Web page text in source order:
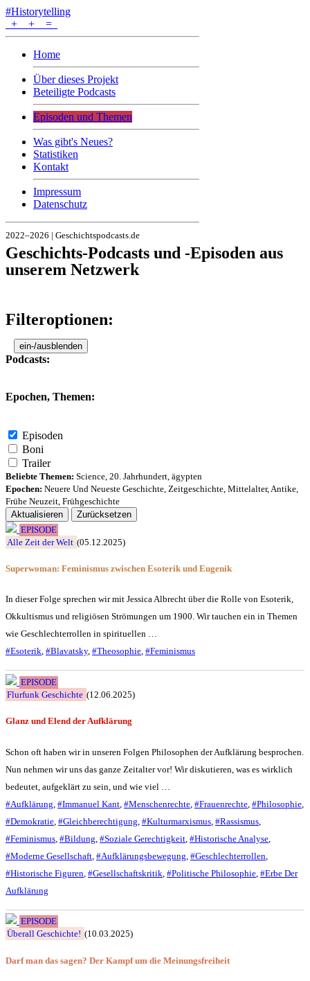
#Historytelling
+
+ =
Home
Über dieses Projekt
Beteiligte Podcasts
Episoden und Themen
Was gibt's Neues?
Statistiken
Kontakt
Impressum
Datenschutz
2022–2026 | Geschichtspodcasts.de
Geschichts-Podcasts und -Episoden aus
unserem Netzwerk
Filteroptionen:
ein-/ausblenden
Podcasts:
Epochen, Themen:
Episoden
Boni
Trailer
Beliebte Themen: Science, 20. Jahrhundert, ägypten
Epochen: Neuere Und Neueste Geschichte, Zeitgeschichte, Mittelalter,Antike,
Frühe Neuzeit, Frühgeschichte
Aktualisieren
Zurücksetzen
EPISODE
Alle Zeit der Welt (05.12.2025)
Superwoman: Feminismus zwischen Esoterik und Eugenik
In dieser Folge sprechen wir mit Jessica Albrecht über die Rolle von Esoterik,
Okkultismus und religiösen Strömungen um 1900. Wir tauchen ein in Themen
wie Geschlechterrollen in spirituellen …
#Esoterik, #Blavatsky, #Theosophie, #Feminismus
EPISODE
Flurfunk Geschichte (12.06.2025)
Glanz und Elend der Aufklärung
Schon oft haben wir in unseren Folgen Philosophen der Aufklärung besprochen.
Nun nehmen wir uns das ganze Zeitalter vor! Wir diskutieren, was es wirklich
bedeutet, aufgeklärt zu sein, und wie viel …
#Aufklärung #Immanuel Kant #Menschenrechte #Frauenrechte #Philosophie
#Demokratie #Gleichberechtigung #Kulturmarxismus #Rassismus
#Feminismus #Bildung #Soziale Gerechtigkeit #Historische Analyse
#Moderne Gesellschaft #Aufklärungsbewegung #Geschlechterrollen
#Historische Figuren #Gesellschaftskritik #Politische Philosophie #Erbe Der
Aufklärung
EPISODE
Überall Geschichte! (10.03.2025)
Darf man das sagen? Der Kampf um die Meinungsfreiheit